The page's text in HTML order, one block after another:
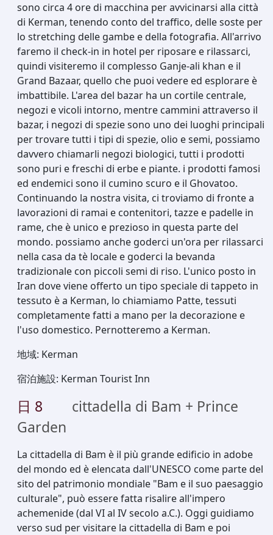
sono circa 4 ore di macchina per avvicinarsi alla città
di Kerman, tenendo conto del traffico, delle soste per
lo stretching delle gambe e della fotografia. All'arrivo
faremo il check-in in hotel per riposare e rilassarci,
quindi visiteremo il complesso Ganje-ali khan e il
Grand Bazaar, quello che puoi vedere ed esplorare è
imbattibile. L'area del bazar ha un cortile centrale,
negozi e vicoli intorno, mentre cammini attraverso il
bazar, i negozi di spezie sono uno dei luoghi principali
per trovare tutti i tipi di spezie, olio e semi, possiamo
davvero chiamarli negozi biologici, tutti i prodotti
sono puri e freschi di erbe e piante. i prodotti famosi
ed endemici sono il cumino scuro e il Ghovatoo.
Continuando la nostra visita, ci troviamo di fronte a
lavorazioni di ramai e contenitori, tazze e padelle in
rame, che è unico e prezioso in questa parte del
mondo. possiamo anche goderci un'ora per rilassarci
nella casa da tè locale e goderci la bevanda
tradizionale con piccoli semi di riso. L'unico posto in
Iran dove viene offerto un tipo speciale di tappeto in
tessuto è a Kerman, lo chiamiamo Patte, tessuti
completamente fatti a mano per la decorazione e
l'uso domestico. Pernotteremo a Kerman.
地域: Kerman
宿泊施設: Kerman Tourist Inn
日 8
cittadella di Bam + Prince
Garden
La cittadella di Bam è il più grande edificio in adobe
del mondo ed è elencata dall'UNESCO come parte del
sito del patrimonio mondiale "Bam e il suo paesaggio
culturale", può essere fatta risalire all'impero
achemenide (dal VI al IV secolo a.C.). Oggi guidiamo
verso sud per visitare la cittadella di Bam e poi